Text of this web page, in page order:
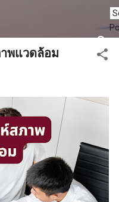
พแวดล้อม